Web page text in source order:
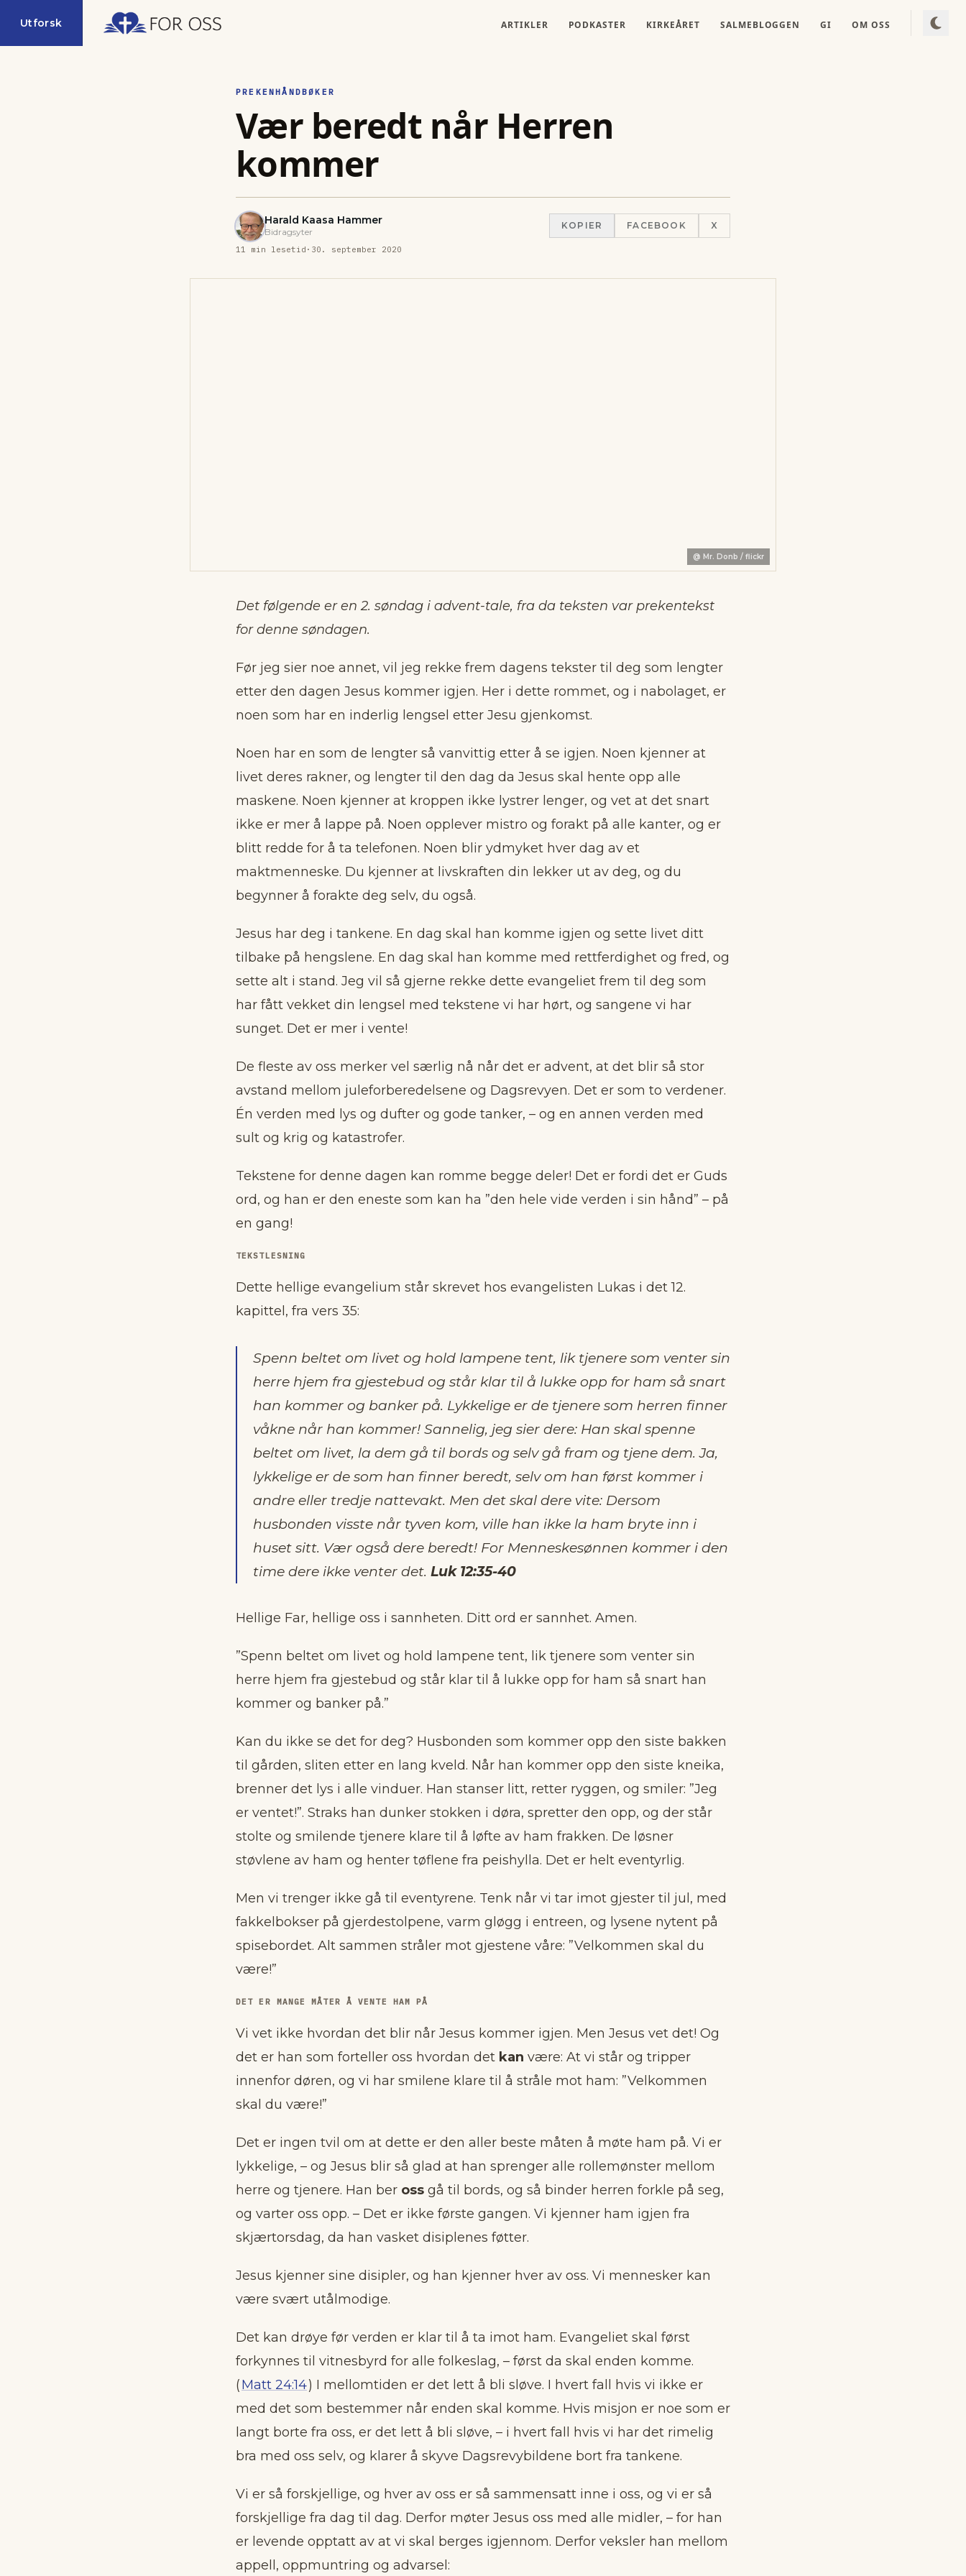
Utforsk ARTIKLER PODKASTER KIRKEÅRET SALMEBLOGGEN GI OM OSS
PREKENHÅNDBØKER
Vær beredt når Herren
kommer
Harald Kaasa Hammer
Bidragsyter
KOPIER FACEBOOK X
11 min lesetid · 30. september 2020
@ Mr. Donb / flickr
Det følgende er en 2. søndag i advent-tale, fra da teksten var prekentekst
for denne søndagen.
Før jeg sier noe annet, vil jeg rekke frem dagens tekster til deg som lengter
etter den dagen Jesus kommer igjen. Her i dette rommet, og i nabolaget, er
noen som har en inderlig lengsel etter Jesu gjenkomst.
Noen har en som de lengter så vanvittig etter å se igjen. Noen kjenner at
livet deres rakner, og lengter til den dag da Jesus skal hente opp alle
maskene. Noen kjenner at kroppen ikke lystrer lenger, og vet at det snart
ikke er mer å lappe på. Noen opplever mistro og forakt på alle kanter, og er
blitt redde for å ta telefonen. Noen blir ydmyket hver dag av et
maktmenneske. Du kjenner at livskraften din lekker ut av deg, og du
begynner å forakte deg selv, du også.
Jesus har deg i tankene. En dag skal han komme igjen og sette livet ditt
tilbake på hengslene. En dag skal han komme med rettferdighet og fred, og
sette alt i stand. Jeg vil så gjerne rekke dette evangeliet frem til deg som
har fått vekket din lengsel med tekstene vi har hørt, og sangene vi har
sunget. Det er mer i vente!
De fleste av oss merker vel særlig nå når det er advent, at det blir så stor
avstand mellom juleforberedelsene og Dagsrevyen. Det er som to verdener.
Én verden med lys og dufter og gode tanker, – og en annen verden med
sult og krig og katastrofer.
Tekstene for denne dagen kan romme begge deler! Det er fordi det er Guds
ord, og han er den eneste som kan ha ”den hele vide verden i sin hånd” – på
en gang!
TEKSTLESNING
Dette hellige evangelium står skrevet hos evangelisten Lukas i det 12.
kapittel, fra vers 35:
Spenn beltet om livet og hold lampene tent, lik tjenere som venter sin
herre hjem fra gjestebud og står klar til å lukke opp for ham så snart
han kommer og banker på. Lykkelige er de tjenere som herren finner
våkne når han kommer! Sannelig, jeg sier dere: Han skal spenne
beltet om livet, la dem gå til bords og selv gå fram og tjene dem. Ja,
lykkelige er de som han finner beredt, selv om han først kommer i
andre eller tredje nattevakt. Men det skal dere vite: Dersom
husbonden visste når tyven kom, ville han ikke la ham bryte inn i
huset sitt. Vær også dere beredt! For Menneskesønnen kommer i den
time dere ikke venter det. Luk 12:35-40
Hellige Far, hellige oss i sannheten. Ditt ord er sannhet. Amen.
”Spenn beltet om livet og hold lampene tent, lik tjenere som venter sin
herre hjem fra gjestebud og står klar til å lukke opp for ham så snart han
kommer og banker på.”
Kan du ikke se det for deg? Husbonden som kommer opp den siste bakken
til gården, sliten etter en lang kveld. Når han kommer opp den siste kneika,
brenner det lys i alle vinduer. Han stanser litt, retter ryggen, og smiler: ”Jeg
er ventet!”. Straks han dunker stokken i døra, spretter den opp, og der står
stolte og smilende tjenere klare til å løfte av ham frakken. De løsner
støvlene av ham og henter tøflene fra peishylla. Det er helt eventyrlig.
Men vi trenger ikke gå til eventyrene. Tenk når vi tar imot gjester til jul, med
fakkelbokser på gjerdestolpene, varm gløgg i entreen, og lysene nytent på
spisebordet. Alt sammen stråler mot gjestene våre: ”Velkommen skal du
være!”
DET ER MANGE MÅTER Å VENTE HAM PÅ
Vi vet ikke hvordan det blir når Jesus kommer igjen. Men Jesus vet det! Og
det er han som forteller oss hvordan det kan være: At vi står og tripper
innenfor døren, og vi har smilene klare til å stråle mot ham: ”Velkommen
skal du være!”
Det er ingen tvil om at dette er den aller beste måten å møte ham på. Vi er
lykkelige, – og Jesus blir så glad at han sprenger alle rollemønster mellom
herre og tjenere. Han ber oss gå til bords, og så binder herren forkle på seg,
og varter oss opp. – Det er ikke første gangen. Vi kjenner ham igjen fra
skjærtorsdag, da han vasket disiplenes føtter.
Jesus kjenner sine disipler, og han kjenner hver av oss. Vi mennesker kan
være svært utålmodige.
Det kan drøye før verden er klar til å ta imot ham. Evangeliet skal først
forkynnes til vitnesbyrd for alle folkeslag, – først da skal enden komme.
(Matt 24:14) I mellomtiden er det lett å bli sløve. I hvert fall hvis vi ikke er
med det som bestemmer når enden skal komme. Hvis misjon er noe som er
langt borte fra oss, er det lett å bli sløve, – i hvert fall hvis vi har det rimelig
bra med oss selv, og klarer å skyve Dagsrevybildene bort fra tankene.
Vi er så forskjellige, og hver av oss er så sammensatt inne i oss, og vi er så
forskjellige fra dag til dag. Derfor møter Jesus oss med alle midler, – for han
er levende opptatt av at vi skal berges igjennom. Derfor veksler han mellom
appell, oppmuntring og advarsel: